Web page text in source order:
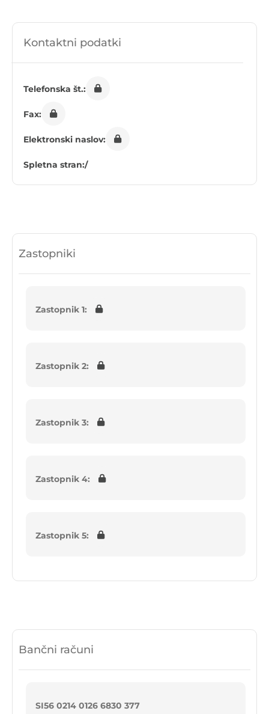
Kontaktni podatki
Telefonska št.:
Fax:
Elektronski naslov:
Spletna stran:/
Zastopniki
Zastopnik 1:
Zastopnik 2:
Zastopnik 3:
Zastopnik 4:
Zastopnik 5:
Bančni računi
SI56 0214 0126 6830 377